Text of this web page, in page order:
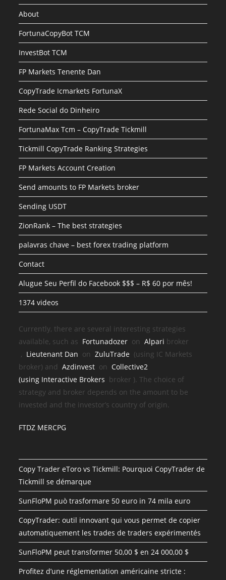
About
FortunaCopyBot TCM
InvestBot TCM
FP Markets Tenente Dan
CopyTrade Icmarkets FortunaX
Rede Social do Dinheiro
FortunaMax Tcm – CopyTrade Tickmill
Tickmill CopyTrade Ranking Strategies
FP Markets Account Creation
Send amounts to FP Markets broker
Sending USDT
ZionRank – The best strategies
palavras chave – best forex trading platform
Contact
Alugue Seu Perfil do Facebook $$$ – R$ 60 por mês!
1374 videos
Currently, there are several interesting strategies
available, such as Fortunadozer onAlpari broker
, Lieutenant Dan onZuluTrade (using IC Markets
broker) andAzdinvest onCollective2
(using Interactive Brokers broker ). The choice of
strategy and broker depends on the amount to be
invested and the investor’s country of origin.
FTDZ MERCPG
Copy Trader eToro vs Tickmill: Pourquoi CopyTrader de
Tickmill se démarque
SunFloPM può trasformare 50 euro in 74 mila euro
CopyTrader: outil innovant qui vous permet de copier
automatiquement les trades de traders expérimentés
SunFloPM peut transformer 50,00 $ en 24 000,00 $
Profitez d’une réglementation américaine stricte :